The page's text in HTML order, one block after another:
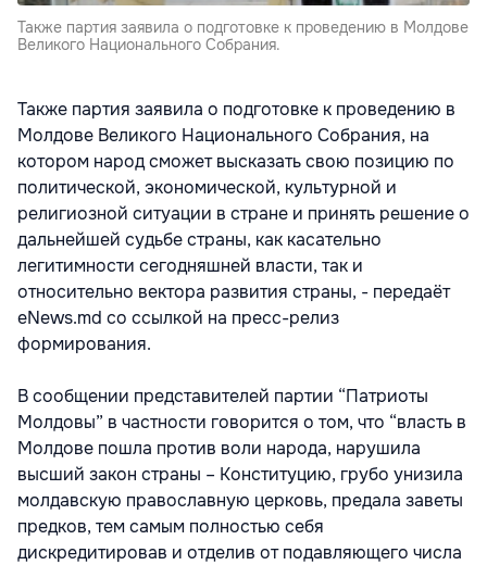
Также партия заявила о подготовке к проведению в Молдове
Великого Национального Собрания.
Также партия заявила о подготовке к проведению в
Молдове Великого Национального Собрания, на
котором народ сможет высказать свою позицию по
политической, экономической, культурной и
религиозной ситуации в стране и принять решение о
дальнейшей судьбе страны, как касательно
легитимности сегодняшней власти, так и
относительно вектора развития страны, - передаёт
eNews.md со ссылкой на пресс-релиз
формирования.
В сообщении представителей партии “Патриоты
Молдовы” в частности говорится о том, что “власть в
Молдове пошла против воли народа, нарушила
высший закон страны – Конституцию, грубо унизила
молдавскую православную церковь, предала заветы
предков, тем самым полностью себя
дискредитировав и отделив от подавляющего числа